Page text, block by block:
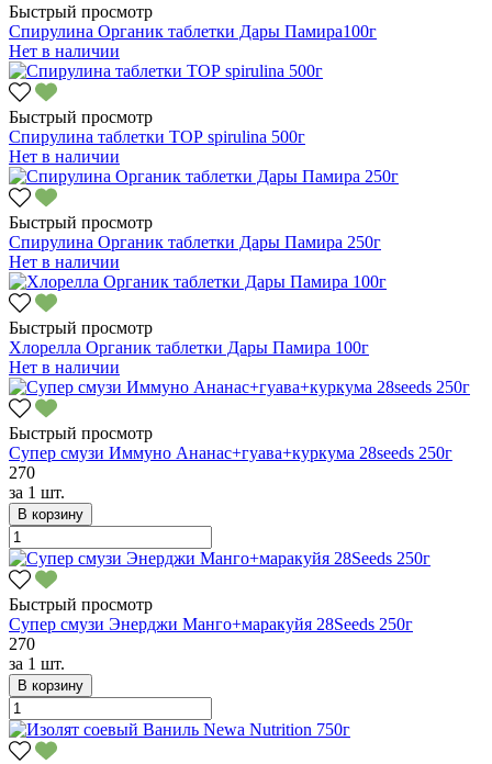
Быстрый просмотр
Спирулина Органик таблетки Дары Памира100г
Нет в наличии
Быстрый просмотр
Спирулина таблетки ТОР spirulina 500г
Нет в наличии
Быстрый просмотр
Спирулина Органик таблетки Дары Памира 250г
Нет в наличии
Быстрый просмотр
Хлорелла Органик таблетки Дары Памира 100г
Нет в наличии
Быстрый просмотр
Супер смузи Иммуно Ананас+гуава+куркума 28seeds 250г
270
за 1 шт.
В корзину
Быстрый просмотр
Супер смузи Энерджи Манго+маракуйя 28Seeds 250г
270
за 1 шт.
В корзину